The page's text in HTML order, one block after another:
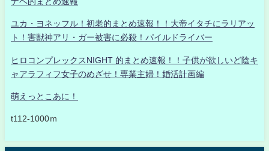
ユカ・ヨネッフル！初老的まとめ速報！！大帝イタチにラリアッ
ト！害獣神アリ・ガー被害に必殺！パイルドライバー
ヒロコンプレックスNIGHT 的まとめ速報！！子供が欲しいど陰キ
ャアラフィフ女子のめざせ！専業主婦！婚活計画編
萌えっとこあに！
t112-1000ｍ